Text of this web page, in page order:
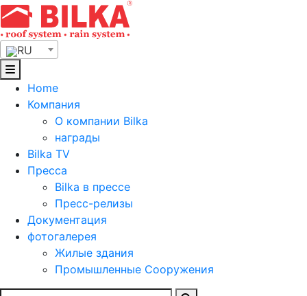
Skip
to
content
RU
Home
Компания
О компании Bilka
награды
Bilka TV
Пресса
Bilka в прессе
Пресс-релизы
Документация
фотогалерея
Жилые здания
Промышленные Сооружения